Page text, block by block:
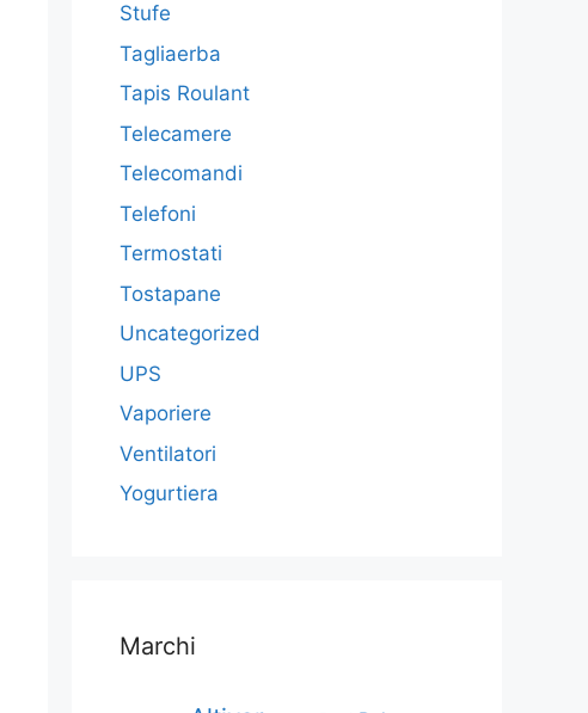
Stufe
Tagliaerba
Tapis Roulant
Telecamere
Telecomandi
Telefoni
Termostati
Tostapane
Uncategorized
UPS
Vaporiere
Ventilatori
Yogurtiera
Marchi